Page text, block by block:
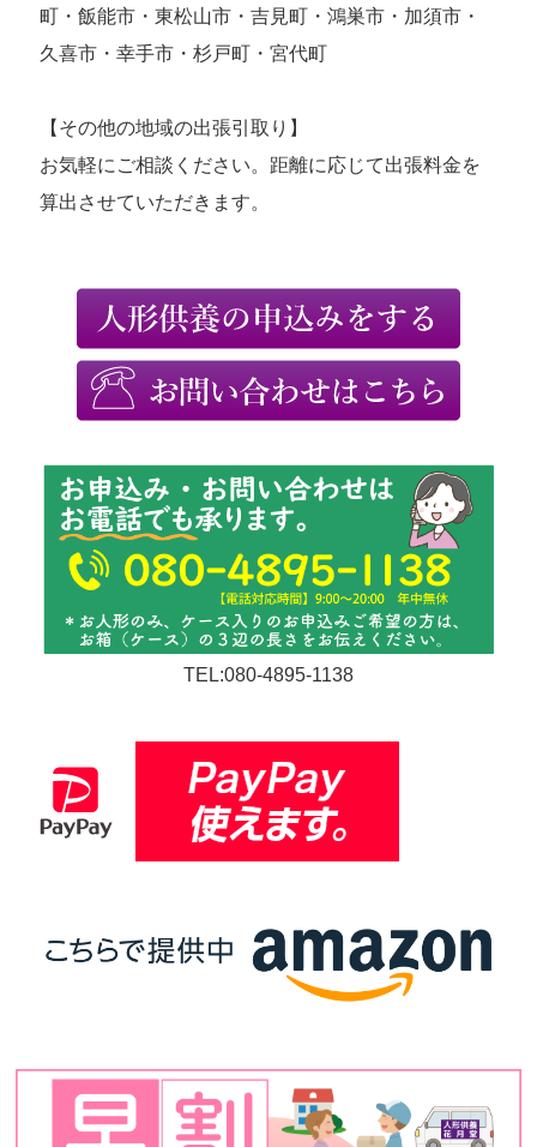
町・飯能市・東松山市・吉見町・鴻巣市・加須市・
久喜市・幸手市・杉戸町・宮代町
【その他の地域の出張引取り】
お気軽にご相談ください。距離に応じて出張料金を
算出させていただきます。
TEL:080-4895-1138